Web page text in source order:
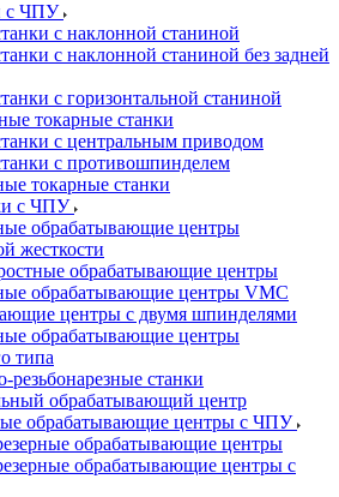
с ЧПУ
с наклонной станиной
с наклонной станиной без задней
с горизонтальной станиной
токарные станки
с центральным приводом
с противошпинделем
токарные станки
с ЧПУ
обрабатывающие центры
жесткости
обрабатывающие центры
обрабатывающие центры VMC
центры с двумя шпинделями
обрабатывающие центры
типа
резьбонарезные станки
обрабатывающий центр
обрабатывающие центры с ЧПУ
обрабатывающие центры
обрабатывающие центры с